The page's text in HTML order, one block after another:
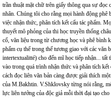
trần thuật mặt chữ trên giấy thông qua sự đọc
nhân. Chúng tôi cho rằng mọi hành động phê
việc nhận thức, phân tích kết cấu tác phẩm.
thuyết mô phỏng của thi học truyền thống
cố, văn liệu trong từ chương học và phê bình
phẩm cụ thể trong thế tương giao với các văn
intertextualitté) cho đến mĩ học tiếp nhận...
vào trong quá trình nhận thức và phân tích
cách đọc liên văn bản càng được giải thích
của M.Bakhtin. V.Shklovsky từng nói rằng,
lực liên tưởng của độc giả mỗi thời đại tạo